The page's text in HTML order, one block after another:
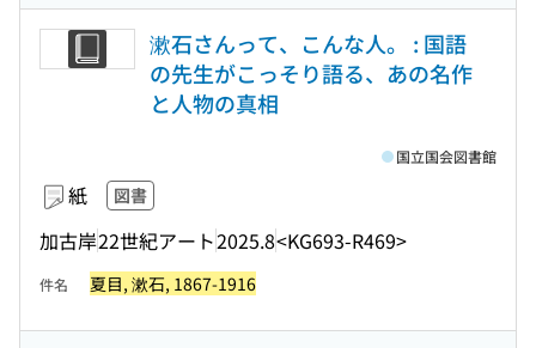
漱石さんって、こんな人。 : 国語
の先生がこっそり語る、あの名作
と人物の真相
紙 図書
加古岸22世紀アート2025.8<KG693-R469>
国立国会図書館
件名 夏目, 漱石, 1867-1916